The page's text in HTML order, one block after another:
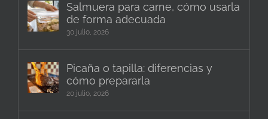
Salmuera para carne, cómo usarla
de forma adecuada
30 julio, 2026
Picaña o tapilla: diferencias y
cómo prepararla
20 julio, 2026